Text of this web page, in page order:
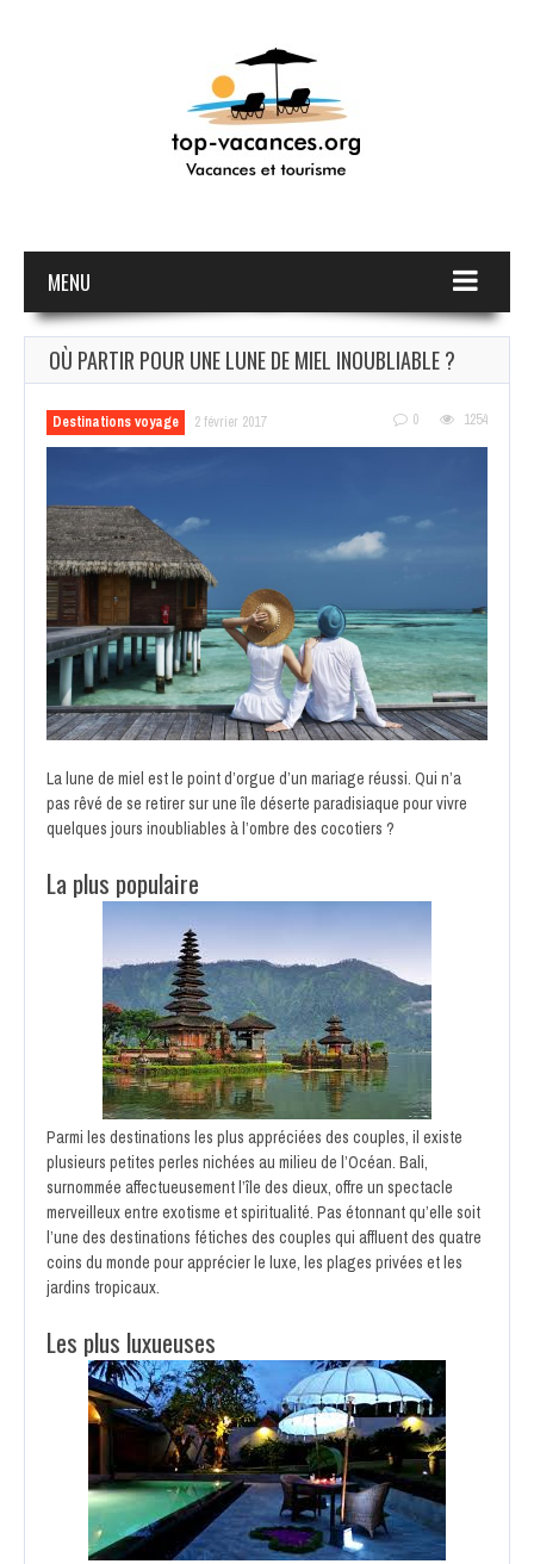
MENU
OÙ PARTIR POUR UNE LUNE DE MIEL INOUBLIABLE ?
Destinations voyage 2 février 2017 0 1254
La lune de miel est le point d’orgue d’un mariage réussi. Qui n’a
pas rêvé de se retirer sur une île déserte paradisiaque pour vivre
quelques jours inoubliables à l’ombre des cocotiers ?
La plus populaire
Parmi les destinations les plus appréciées des couples, il existe
plusieurs petites perles nichées au milieu de l’Océan. Bali,
surnommée affectueusement l’île des dieux, offre un spectacle
merveilleux entre exotisme et spiritualité. Pas étonnant qu’elle soit
l’une des destinations fétiches des couples qui affluent des quatre
coins du monde pour apprécier le luxe, les plages privées et les
jardins tropicaux.
Les plus luxueuses